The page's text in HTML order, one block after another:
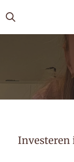
direct
naar
Investeren